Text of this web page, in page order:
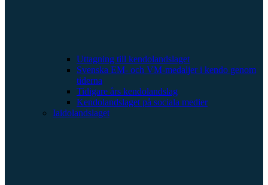
Uttagning till kendolandslaget
Svenska EM- och VM-medaljer i kendo genom
tiderna
Tidigare års kendolandslag
Kendolandslaget på sociala medier
Iaidolandslaget